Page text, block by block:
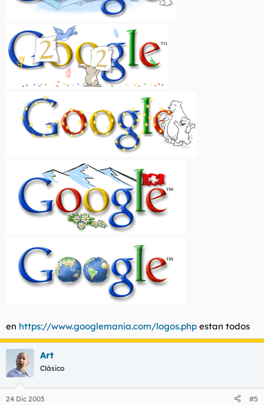
en https://www.googlemania.com/logos.php estan todos
Art
Clásico
24 Dic 2003 #5